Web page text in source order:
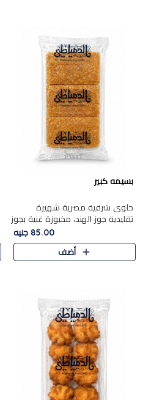
بسيمه كبير
حلوى شرقية مصرية شهيرة
تقليدية جوز الهند، مخبوزة غنية بجوز
الهند، بلمسه ذهبية وتتميز بقوامها
المرمل وطعمها اللذيذ الذي يشبه
البسبوسة. تُخبز..
85.00 جنيه
أضف